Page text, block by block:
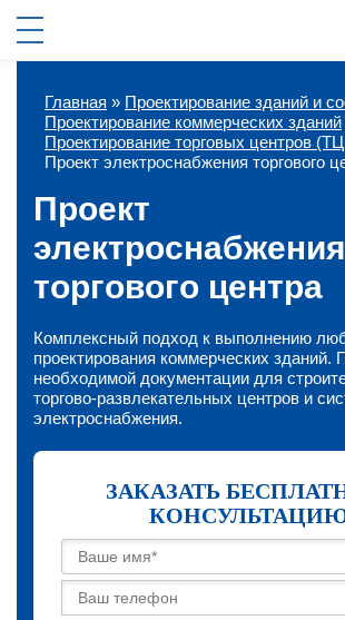
Главная » Проектирование зданий и
Проектирование коммерческих зданий
Проектирование торговых центров
Проект электроснабжения торгового
Проект
электроснабжения
торгового центра
Комплексный подход к выполнению
проектирования коммерческих зданий.
необходимой документации для
торгово-развлекательных центров и
электроснабжения.
ЗАКАЗАТЬ